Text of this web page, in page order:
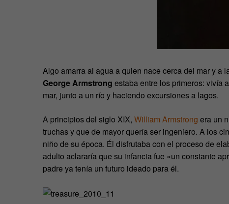
Algo amarra al agua a quien nace cerca del mar y a
George Armstrong estaba entre los primeros: vivía
mar, junto a un río y haciendo excursiones a lagos.
A principios del siglo XIX, William Armstrong era un
truchas y que de mayor quería ser ingeniero. A los
niño de su época. Él disfrutaba con el proceso de
adulto aclararía que su infancia fue «un constante
padre ya tenía un futuro ideado para él.